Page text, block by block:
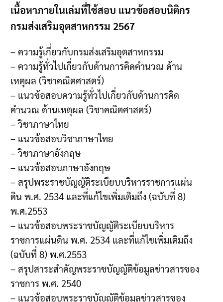
เนื้อหาภายในเล่มที่ใช้สอบ แนวข้อสอบนิติกร
กรมส่งเสริมอุตสาหกรรม 2567
– ความรู้เกี่ยวกับกรมส่งเสริมอุตสาหกรรม
– ความรู้ทั่วไปเกี่ยวกับด้านการคิดคำนวณ ด้าน
เหตุผล (วิชาคณิตศาสตร์)
– แนวข้อสอบความรู้ทั่วไปเกี่ยวกับด้านการคิด
คำนวณ ด้านเหตุผล (วิชาคณิตศาสตร์)
– วิชาภาษาไทย
– แนวข้อสอบวิชาภาษาไทย
– วิชาภาษาอังกฤษ
– แนวข้อสอบภาษาอังกฤษ
– สรุปพระราชบัญญัติระเบียบบริหารราชการแผ่น
ดิน พ.ศ. 2534 และที่แก้ไขเพิ่มเติมถึง (ฉบับที่ 8)
พ.ศ.2553
– แนวข้อสอบพระราชบัญญัติระเบียบบริหาร
ราชการแผ่นดิน พ.ศ. 2534 และที่แก้ไขเพิ่มเติมถึง
(ฉบับที่ 8) พ.ศ.2553
– สรุปสาระสำคัญพระราชบัญญัติข้อมูลข่าวสารของ
ราชการ พ.ศ. 2540
– แนวข้อสอบพระราชบัญญัติข้อมูลข่าวสารของ